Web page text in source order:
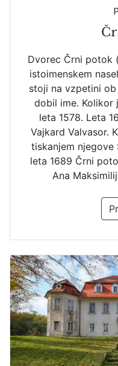
Dvorec Črni potok
istoimenskem
stoji na vzpetini
dobil ime. Kolikor
leta 1578. Leta
Vajkard Valvasor.
tiskanjem njegove
leta 1689 Črni
Ana